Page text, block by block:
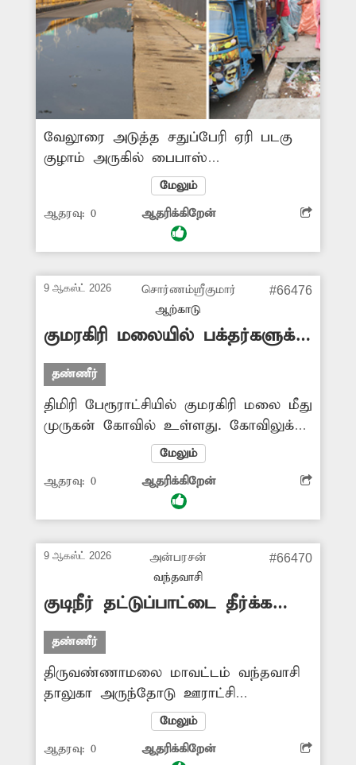
வேலூரை அடுத்த சதுப்பேரி ஏரி படகு
குழாம் அருகில் பைபாஸ்
சாலையோரத்தில் உள்ள கால்வாயில்
அடைப்பு ஏற்பட்டுள்ளது. இதனால்
கால்வாயில் செல்லும் தண்ணீர்
கழிவுநீருடன் கலந்து சர்வீஸ் சாலையில்
படகு குழாமுக்கு வரும்
பொதுமக்களுக்கும், சாலையில்
வாகனங்களில் செல்லும் வாகன
ஓட்டிகளுக்கும் இடையூறாக உள்ளது.
மேலும் இந்தக் கால்வாய் மீதுள்ள
சிமெண்டு சிலாப்புகள் பல இடங்களில்
உடைந்து திறந்த நிலையில் உள்ளது.
எனவே சம்பந்தப்பட்ட அதிகாரிகள்
கால்வாய் அடைப்பை சரிசெய்ய
வேண்டும். கால்வாய் மீது...
மேலும்
ஆதரவு: 0 ஆதரிக்கிறேன்
9 ஆகஸ்ட் 2026
சொர்ணம்ஸ்ரீகுமார்
ஆற்காடு
#66476
குமரகிரி மலையில் பக்தர்களுக்கு
குடிநீர் வசதி
தண்ணீர்
திமிரி பேரூராட்சியில் குமரகிரி மலை மீது
முருகன் கோவில் உள்ளது. கோவிலுக்கு
ஏராளமான பக்தர்கள் வந்து சாமி
தரிசனம் செய்கிறார்கள். அத்துடன் 365
படிகளில் பக்தர்கள் ஏறி வருவதால்
பக்தர்களுக்கு தண்ணீர் தாகம்
கருதி கோவிலில் சுத்திகரிக்கப்பட்ட
குடிநீர் வசதி செய்து கொடுக்கப்படுமா?
-சொர்ணம்ஸ்ரீகுமார், திமிரி.
மேலும்
ஆதரவு: 0 ஆதரிக்கிறேன்
9 ஆகஸ்ட் 2026
அன்பரசன்
வந்தவாசி
#66470
குடிநீர் தட்டுப்பாட்டை தீர்க்க
வேண்டும்
தண்ணீர்
திருவண்ணாமலை மாவட்டம் வந்தவாசி
தாலுகா அருந்தோடு ஊராட்சி
திருமால்பாடி கிராமத்தில் குடிநீர்
தட்டுப்பாடு நிலவி வருகிறது. தண்ணீர்
தட்டுப்பாட்டை தீர்க்க சம்பந்தப்பட்ட
மேலும்
ஆதரவு: 0 ஆதரிக்கிறேன்